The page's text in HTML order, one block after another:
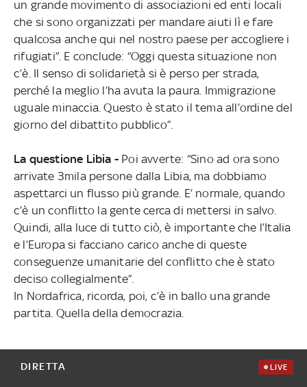
un grande movimento di associazioni ed enti locali
che si sono organizzati per mandare aiuti lì e fare
qualcosa anche qui nel nostro paese per accogliere i
rifugiati”. E conclude: “Oggi questa situazione non
c’è. Il senso di solidarietà si è perso per strada,
perché la meglio l’ha avuta la paura. Immigrazione
uguale minaccia. Questo è stato il tema all’ordine del
giorno del dibattito pubblico”.
La questione Libia - Poi avverte: “Sino ad ora sono
arrivate 3mila persone dalla Libia, ma dobbiamo
aspettarci un flusso più grande. E’ normale, quando
c’è un conflitto la gente cerca di mettersi in salvo.
Quindi, alla luce di tutto ciò, è importante che l’Italia
e l’Europa si facciano carico anche di queste
conseguenze umanitarie del conflitto che è stato
deciso collegialmente”.
In Nordafrica, ricorda, poi, c’è in ballo una grande
partita. Quella della democrazia.
DIRETTA LIVE